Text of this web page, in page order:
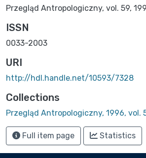
Przegląd Antropologiczny, vol. 59,
ISSN
0033-2003
URI
http://hdl.handle.net/10593/7328
Collections
Przegląd Antropologiczny, 1996, vol.
Full item page Statistics